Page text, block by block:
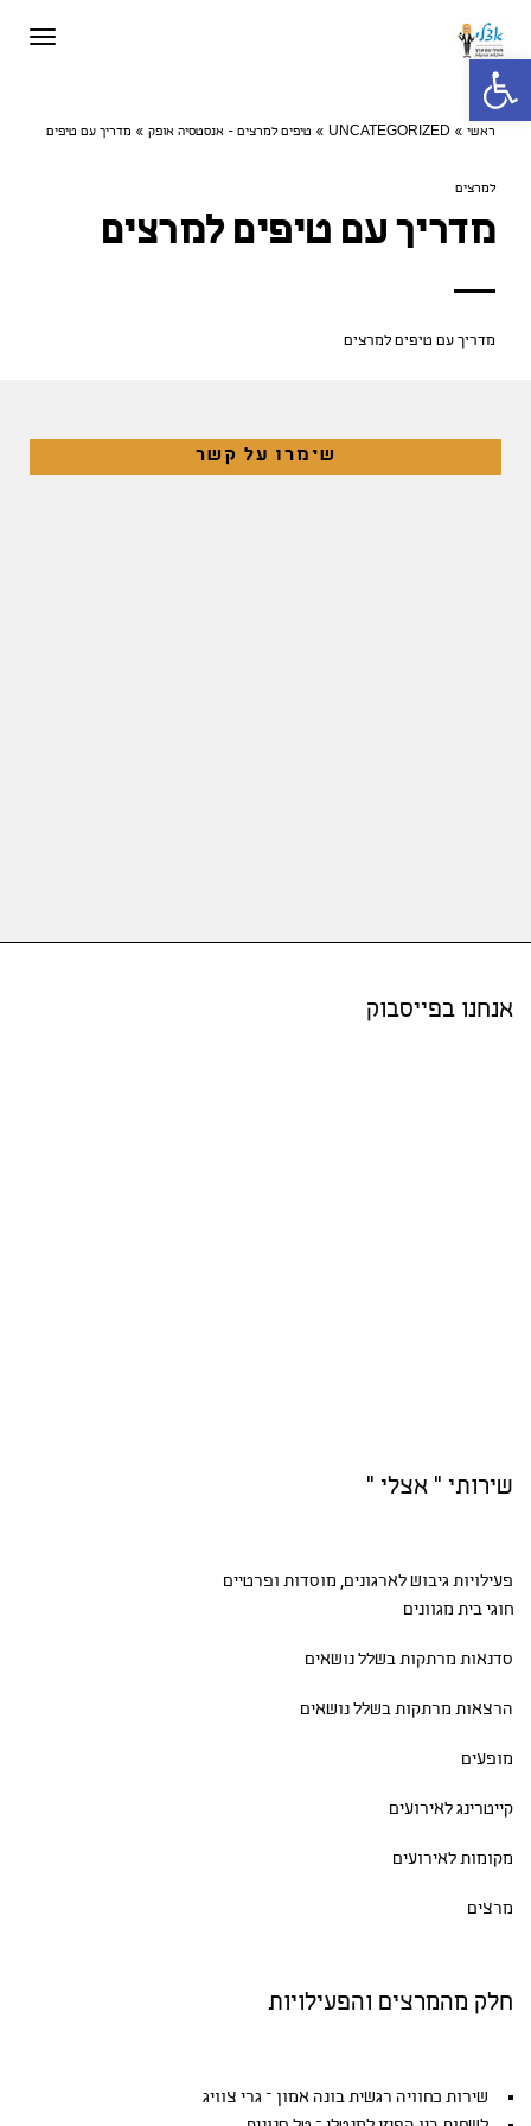
פתח סרגל נגישות
ראשי »
UNCATEGORIZED
» טיפים למרצים - אנסטסיה אופק » מדריך עם טיפים
למרצים
מדריך עם טיפים למרצים
מדריך עם טיפים למרצים
שימרו על קשר
אנחנו בפייסבוק
שירותי " אצלי "
פעילויות גיבושלארגונים, מוסדות ופרטיים
חוגי בית מגוונים
סדנאות מרתקות בשלל נושאים
הרצאות מרתקות בשלל נושאים
מופעים
קייטרינג לאירועים
מקומות לאירועים
מרצים
חלק מהמרצים והפעילויות
שירות כחוויה רגשית בונה אמון – גרי צוויג